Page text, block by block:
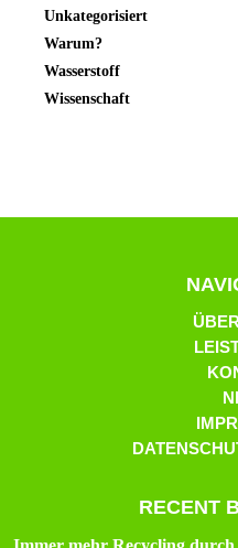
Unkategorisiert
Warum?
Wasserstoff
Wissenschaft
RECENT